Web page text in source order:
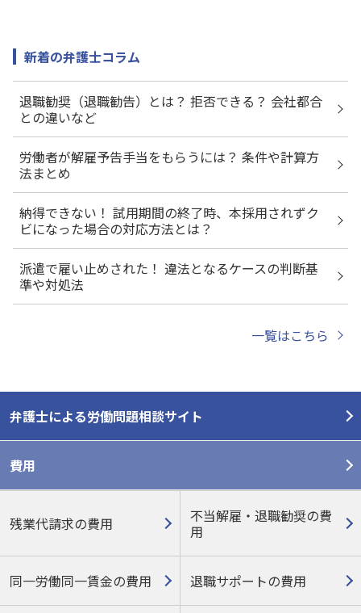
新着の弁護士コラム
退職勧奨（退職勧告）とは？ 拒否できる？ 会社都合
との違いなど
労働者が解雇予告手当をもらうには？ 条件や計算方
法まとめ
納得できない！ 試用期間の終了時、本採用されずク
ビになった場合の対応方法とは？
派遣で雇い止めされた！ 違法となるケースの判断基
準や対処法
一覧はこちら
弁護士による労働問題相談サイト
費用
残業代請求の費用
不当解雇・退職勧奨の費
用
同一労働同一賃金の費用 退職サポートの費用